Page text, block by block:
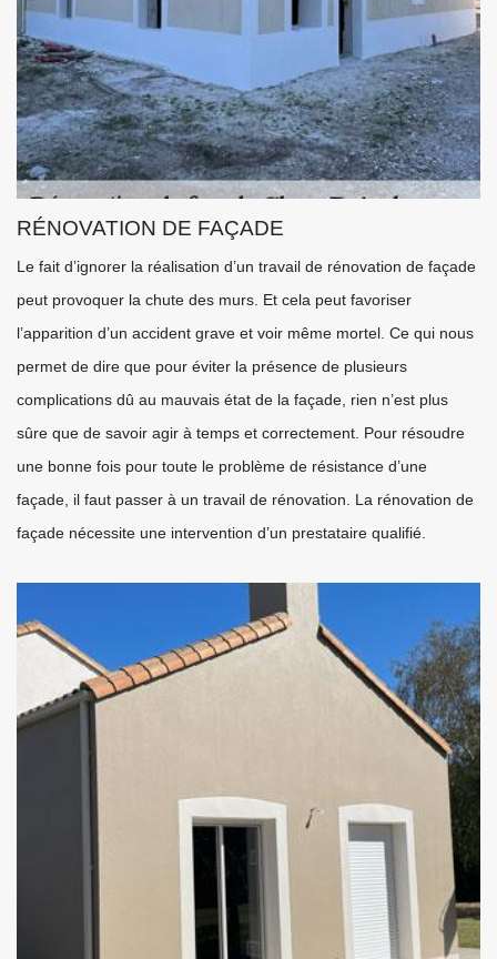
RÉNOVATION DE FAÇADE
Le fait d’ignorer la réalisation d’un travail de rénovation de façade
peut provoquer la chute des murs. Et cela peut favoriser
l’apparition d’un accident grave et voir même mortel. Ce qui nous
permet de dire que pour éviter la présence de plusieurs
complications dû au mauvais état de la façade, rien n’est plus
sûre que de savoir agir à temps et correctement. Pour résoudre
une bonne fois pour toute le problème de résistance d’une
façade, il faut passer à un travail de rénovation. La rénovation de
façade nécessite une intervention d’un prestataire qualifié.